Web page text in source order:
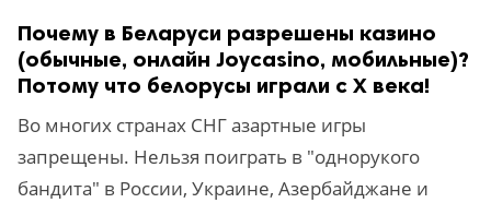
Почему в Беларуси разрешены казино
(обычные, онлайн Joycasino, мобильные)?
Потому что белорусы играли с Х века!
Во многих странах СНГ азартные игры
запрещены. Нельзя поиграть в "однорукого
бандита" в России, Украине, Азербайджане и